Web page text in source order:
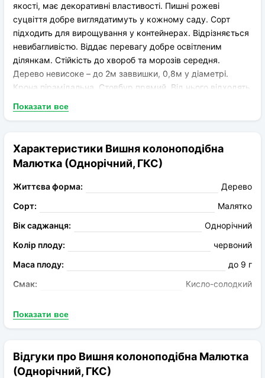
якості, має декоративні властивості. Пишні рожеві
суцвіття добре виглядатимуть у кожному саду. Сорт
підходить для вирощування у контейнерах. Відрізняється
невибагливістю. Віддає перевагу добре освітленим
ділянкам. Стійкість до хвороб та морозів середня.
Дерево невисоке – до 2м заввишки, 0,8м у діаметрі.
Крона пірамідальна. Стовбур прямий. Від нього відходять
яскраво-червона, блискуча. М'якуш м'ясистий,
переробки.
Показати все
Характеристики Вишня колоноподібна
Малютка (Однорічний, ГКС)
Життєва форма:
Дерево
Сорт:
Малятко
Вік саджанця:
Однорічний
Колір плоду:
червоний
Маса плоду:
до 9 г
Смак:
Кисло-солодкий
Запилення:
Рід:
Вишня
Показати все
Відгуки про Вишня колоноподібна Малютка
(Однорічний, ГКС)